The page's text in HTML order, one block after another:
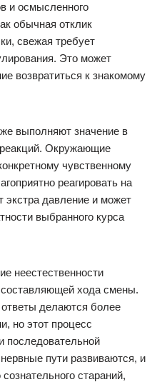
и осмысленного
обычная отклик
свежая требует
Это может
возвратиться к знакомому
выполняют значение в
Окружающие
чувственному
реагировать на
экстра давление и может
выбранного курса
неестественности
составляющей хода смены.
делаются более
но этот процесс
последовательной
пути развиваются, и
стараний,